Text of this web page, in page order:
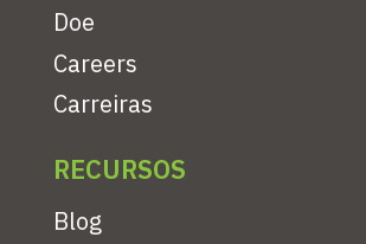
Doe
Careers
Carreiras
RECURSOS
Blog